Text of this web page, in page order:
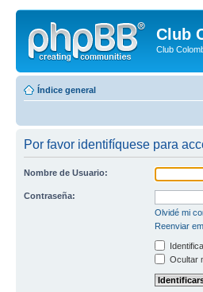
Club
Club
Índice general
Por favor identifíquese para
Nombre de Usuario:
Contraseña:
Olvidé mi
Reenviar
Ocultar